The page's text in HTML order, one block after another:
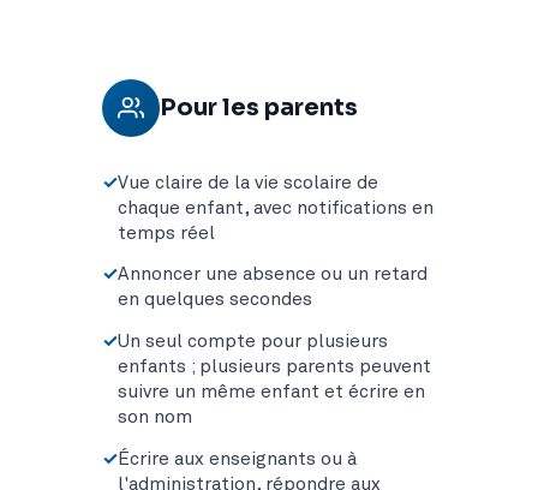
Pour les parents
Vue claire de la vie scolaire de
chaque enfant, avec notifications en
temps réel
Annoncer une absence ou un retard
en quelques secondes
Un seul compte pour plusieurs
enfants ; plusieurs parents peuvent
suivre un même enfant et écrire en
son nom
Écrire aux enseignants ou à
l'administration, répondre aux